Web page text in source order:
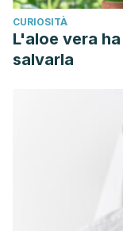
CURIOSITÀ
L'aloe vera
salvarla